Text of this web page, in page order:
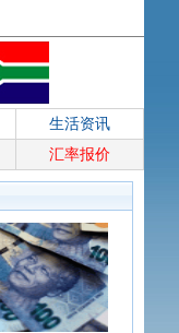
生活资讯
汇率报价